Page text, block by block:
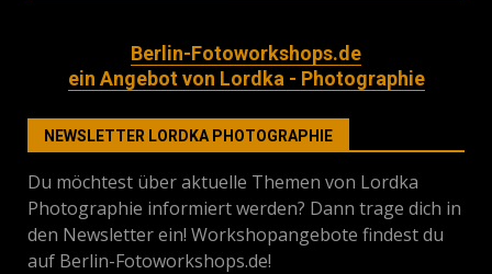
Berlin-Fotoworkshops.de
ein Angebot von Lordka - Photographie
NEWSLETTER LORDKA PHOTOGRAPHIE
Du möchtest über aktuelle Themen von Lordka
Photographie informiert werden? Dann trage dich in
den Newsletter ein! Workshopangebote findest du
auf Berlin-Fotoworkshops.de!